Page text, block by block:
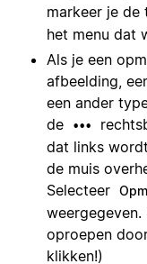
markeer je de
het menu dat
Als je een
afbeelding,
een ander
de
•••
dat links
de muis
Selecteer
oproepen
klikken!)